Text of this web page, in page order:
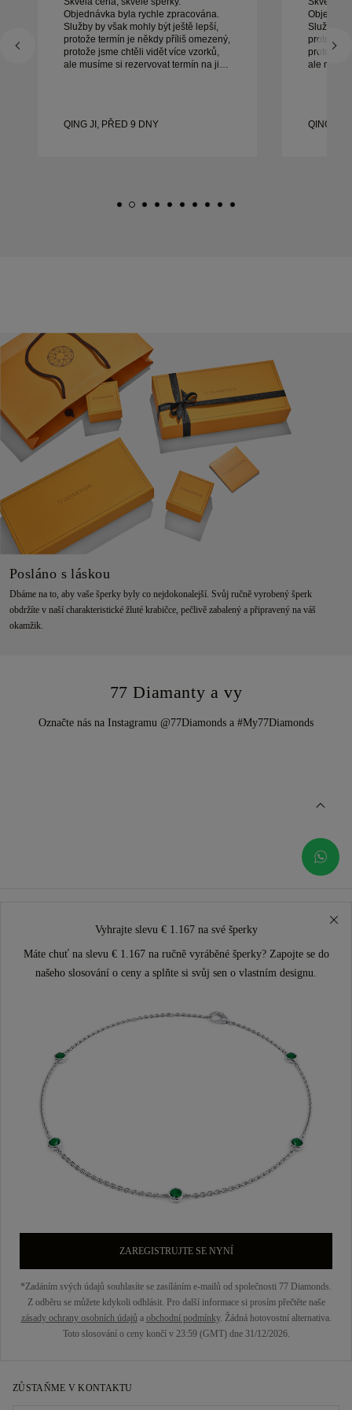
Objednávka byla rychle zpracována.
Služby by však mohly být ještě lepší,
protože termín je někdy příliš omezený,
protože jsme chtěli vidět více vzorků,
ale musíme si rezervovat termín na jiný
QING JI, PŘED 9 DNY
Služby by
protože
protože
ale
QING JI,
Posláno s láskou
Dbáme na to, aby vaše šperky byly co nejdokonalejší. Svůj ručně vyrobený šperk
obdržíte v naší charakteristické žluté krabičce, pečlivě zabalený a připravený na váš
okamžik.
77 Diamanty a vy
Označte nás na Instagramu @77Diamonds a #My77Diamonds
Vyhrajte slevu € 1.167 na své šperky
Máte chuť na slevu € 1.167 na ručně vyráběné šperky? Zapojte se do
našeho slosování o ceny a splňte si svůj sen o vlastním designu.
ZAREGISTRUJTE SE NYNÍ
*Zadáním svých údajů souhlasíte se zasíláním e-mailů od společnosti 77 Diamonds.
Z odběru se můžete kdykoli odhlásit. Pro další informace si prosím přečtěte naše
zásady ochrany osobních údajůa obchodní podmínky. Žádná hotovostní alternativa.
Toto slosování o ceny končí v 23:59 (GMT) dne 31/12/2026.
ZŮSTAŇME V KONTAKTU